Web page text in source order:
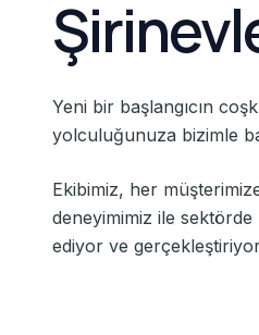
Yeni bir başlangıcın
yolculuğunuza bizimle
Ekibimiz, her
deneyimimiz ile
ediyor ve